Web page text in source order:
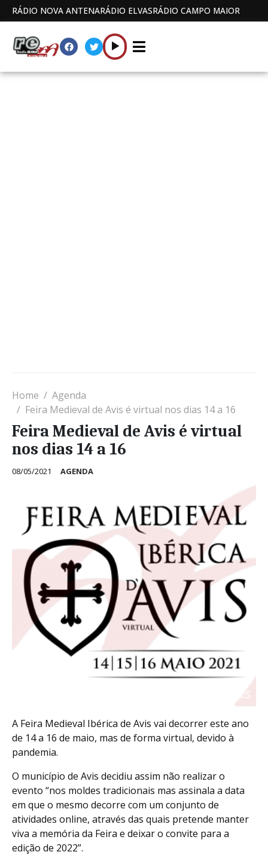
RÁDIO NOVA ANTENARÁDIO ELVASRÁDIO CAMPO MAIOR
Home
Agenda
Feira Medieval de Avis é virtual nos dias 14 a 16
Feira Medieval de Avis é virtual
nos dias 14 a 16
08/05/2021 AGENDA
A Feira Medieval Ibérica de Avis vai decorrer este ano
de 14 a 16 de maio, mas de forma virtual, devido à
pandemia.
O município de Avis decidiu assim não realizar o
evento “nos moldes tradicionais mas assinala a data
em que o mesmo decorre com um conjunto de
atividades online, através das quais pretende manter
viva a memória da Feira e deixar o convite para a
edição de 2022”.